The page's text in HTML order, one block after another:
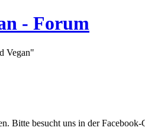
- Forum
Vegan"
Bitte besucht uns in der